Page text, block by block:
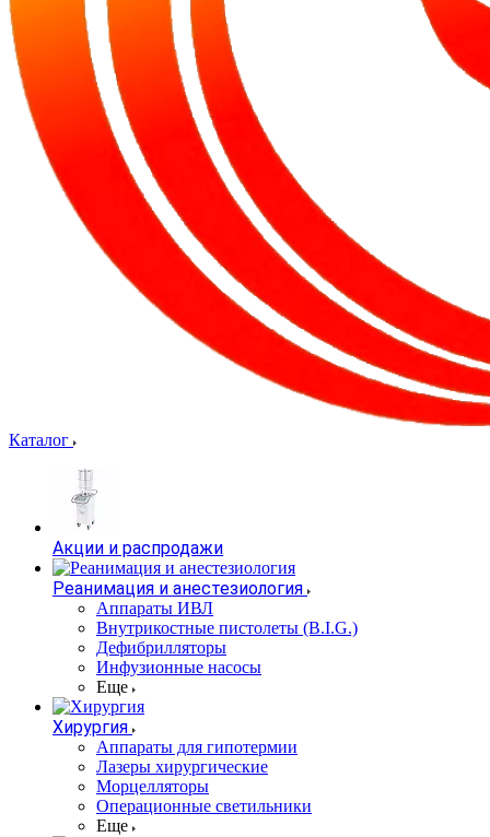
Каталог
Акции и распродажи
Реанимация и анестезиология
Аппараты ИВЛ
Внутрикостные пистолеты (B.I.G.)
Дефибрилляторы
Инфузионные насосы
Еще
Хирургия
Аппараты для гипотермии
Лазеры хирургические
Морцелляторы
Операционные светильники
Еще